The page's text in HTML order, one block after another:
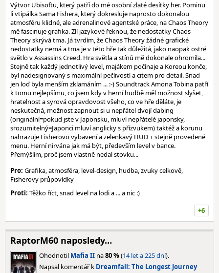
Výtvor Ubisoftu, který patří do mé osobní zlaté desítky her. Pominu
li vtipálka Sama Fishera, který dokresluje naprosto dokonalou
atmosféru klidné, ale adrenalinové agentské práce, na Chaos Theory
mě fascinuje grafika. Zlí jazykové řeknou, že nedostatky Chaos
Theory skrývá tma. Já tvrdím, že Chaos Theory žádné grafické
nedostatky nemá a tma je v této hře tak důležitá, jako naopak ostré
světlo v Assassins Creed. Hra světla a stínů mě dokonale ohromila...
Stejně tak každý jednotlivý level, majákem počínaje a Koreou konče,
byl nadesignovaný s maximální pečlivostí a citem pro detail. Snad
jen loď byla menším zklamáním ... :-) Soundtrack Amona Tobina patří
k tomu nejlepšímu, co jsem kdy v herní hudbě měl možnost slyšet,
hratelnost a syrová opravdovost všeho, co ve hře děláte, je
neskutečná, možnost zapnout si u nepřátel dvojí dabing
(originální=pokud jste v Japonsku, mluví nepřátelé japonsky,
srozumitelný=Japonci mluví anglicky s přízvukem) taktéž a korunu
nahrazuje Fisherovo vybavení a zelenkavý HUD + stejně provedené
menu. Herní nirvána jak má být, především level v bance.
Přemýšlím, proč jsem vlastně nedal stovku...
Pro: Grafika, atmosféra, level-design, hudba, zvuky celkově,
Fisherovy průpovídky
Proti: Těžko říct, snad level na lodi a ... a nic :)
+6
RaptorM60 naposledy…
Ohodnotil Mafia II na80 %(14 let a 225 dní).
Napsal komentář k Dreamfall: The Longest Journey